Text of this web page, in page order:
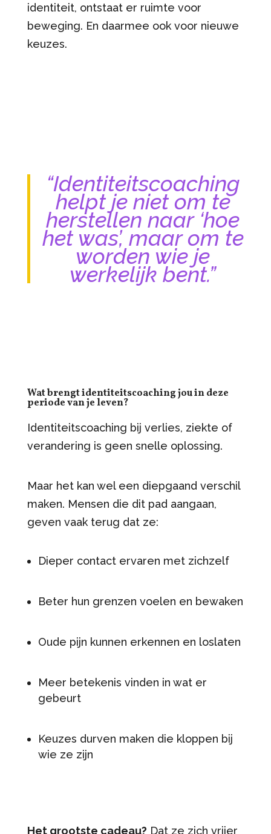
identiteit, ontstaat er ruimte voor
beweging. En daarmee ook voor nieuwe
keuzes.
“Identiteitscoaching
helpt je niet om te
herstellen naar ‘hoe
het was’, maar om te
worden wie je
werkelijk bent.”
Wat brengtidentiteitscoachingjou in deze
periode van je leven?
Identiteitscoaching bij verlies, ziekte of
verandering is geen snelle oplossing.
Maar het kan wel een diepgaand verschil
maken. Mensen die dit pad aangaan,
geven vaak terug dat ze:
Dieper contact ervaren met zichzelf
Beter hun grenzen voelen en bewaken
Oude pijn kunnen erkennen en loslaten
Meer betekenis vinden in wat er
gebeurt
Keuzes durven maken die kloppen bij
wie ze zijn
Het grootste cadeau? Dat ze zich vrijer